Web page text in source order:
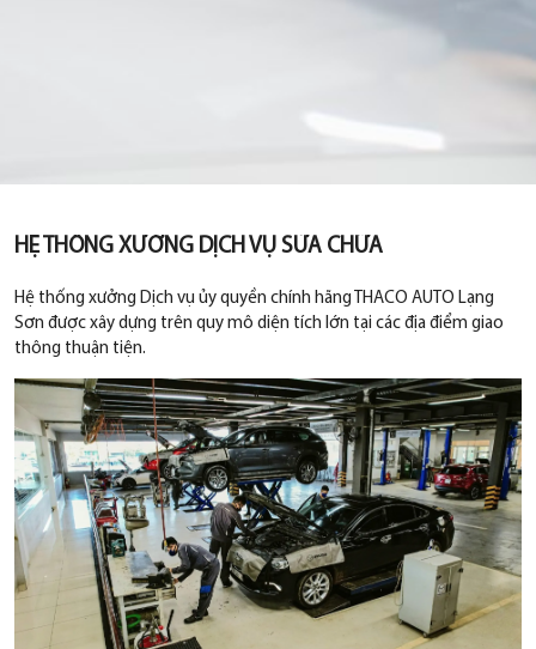
HỆ THỐNG XƯỞNG DỊCH VỤ SỬA CHỮA
Hệ thống xưởng Dịch vụ ủy quyền chính hãng THACO AUTO Lạng
Sơn được xây dựng trên quy mô diện tích lớn tại các địa điểm giao
thông thuận tiện.